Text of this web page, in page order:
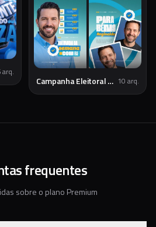
arq.
Campanha Eleitoral Política PSD Editável 10 arq.
frequentes
sobre o plano Premium